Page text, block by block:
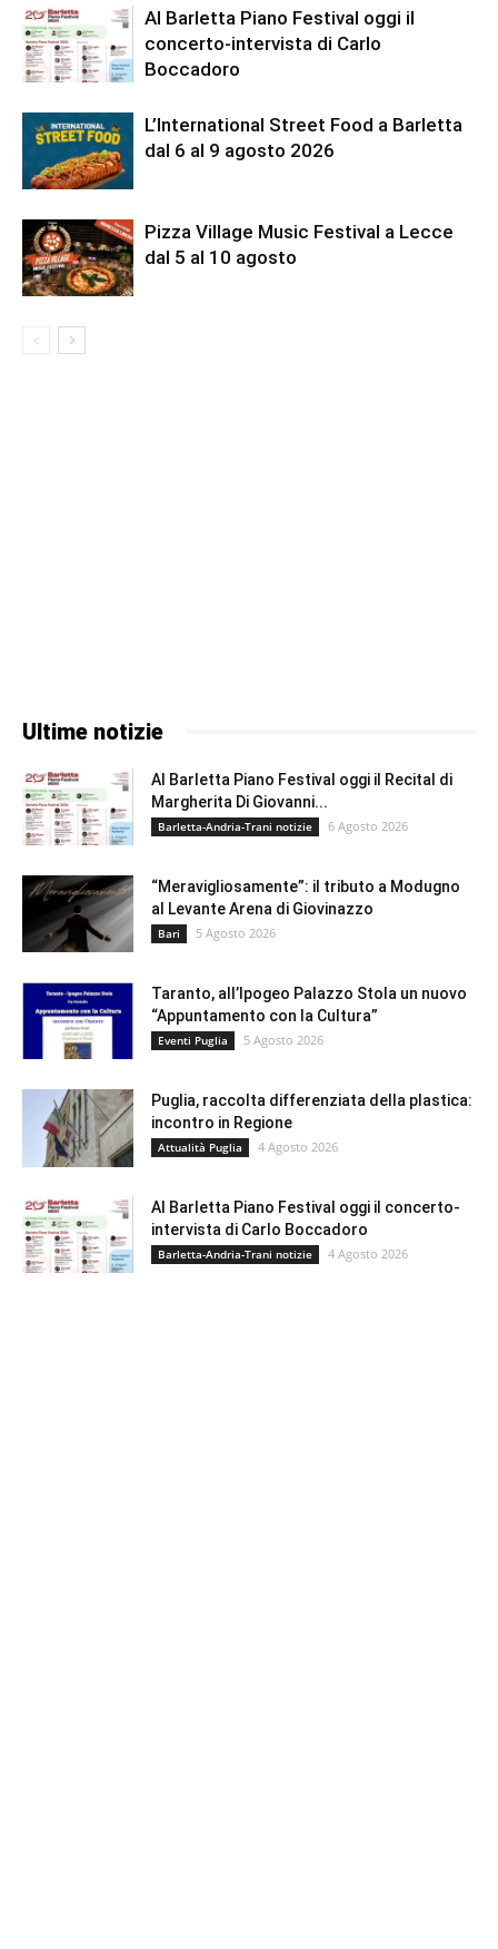
Al Barletta Piano Festival oggi il
concerto-intervista di Carlo
Boccadoro
L’International Street Food a Barletta
dal 6 al 9 agosto 2026
Pizza Village Music Festival a Lecce
dal 5 al 10 agosto
Ultime notizie
Al Barletta Piano Festival oggi il Recital di
Margherita Di Giovanni...
Barletta-Andria-Trani notizie 6 Agosto 2026
“Meravigliosamente”: il tributo a Modugno
al Levante Arena di Giovinazzo
Bari 5 Agosto 2026
Taranto, all’Ipogeo Palazzo Stola un nuovo
“Appuntamento con la Cultura”
Eventi Puglia 5 Agosto 2026
Puglia, raccolta differenziata della plastica:
incontro in Regione
Attualità Puglia 4 Agosto 2026
Al Barletta Piano Festival oggi il concerto-
intervista di Carlo Boccadoro
Barletta-Andria-Trani notizie 4 Agosto 2026